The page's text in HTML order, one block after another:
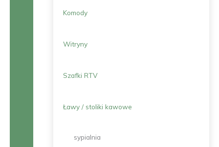
Komody
Witryny
Szafki RTV
Ławy / stoliki kawowe
sypialnia